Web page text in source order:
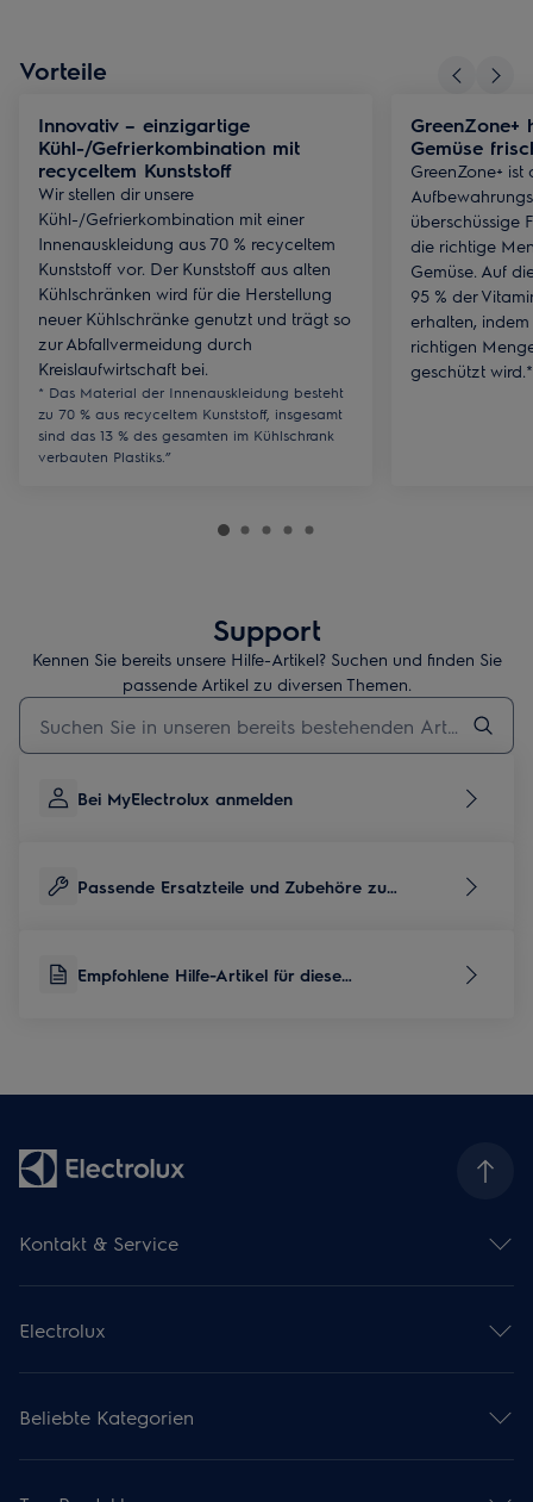
Vorteile
Innovativ – einzigartige
Kühl-/Gefrierkombination mit
recyceltem Kunststoff
Wir stellen dir unsere
Kühl-/Gefrierkombination mit einer
Innenauskleidung aus 70 % recyceltem
Kunststoff vor. Der Kunststoff aus alten
Kühlschränken wird für die Herstellung
neuer Kühlschränke genutzt und trägt so
zur Abfallvermeidung durch
Kreislaufwirtschaft bei.
* Das Material der Innenauskleidung besteht
zu 70 % aus recyceltem Kunststoff, insgesamt
sind das 13 % des gesamten im Kühlschrank
verbauten Plastiks.”
GreenZone+
Gemüse
GreenZone+
überschüssige
die richtige
Gemüse. Auf
95 % der
erhalten,
richtigen
geschützt wird.*
Support
Kennen Sie bereits unsere Hilfe-Artikel? Suchen und finden Sie
passende Artikel zu diversen Themen.
Geben Sie den Suchbegriff für Support-Artikel ein
Bei MyElectrolux anmelden
Passende Ersatzteile und Zubehöre zu
Empfohlene Hilfe-Artikel für diese
Kontakt & Service
Serviceübersicht
Reparaturservice
Garantieverlängerung
Pflegeservice
Ersatzteile & Zubehör Shop
Electrolux
Kataloge & Broschüren
Über uns
Karriere
Beliebte Kategorien
Steamer